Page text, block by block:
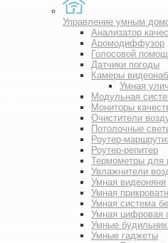
Управление умным
Анализатор
Аромодиффузор
Голосовой
Датчики погоды
Камеры
Умная
Модульная
Мониторы
Очистители
Потолочные
Роутер-
Роутер-репитер
Термометры для
Увлажнители
Умная видеоняня
Умная
Умная система
Умная цифровая
Умные
Умные гаджеты